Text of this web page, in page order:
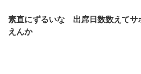
素直にずるいな 出席日数数えてサ
えんか